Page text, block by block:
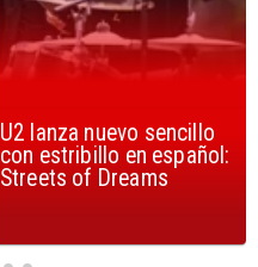
“Africa” de Toto es
considerada la mejor
canción, según la ciencia